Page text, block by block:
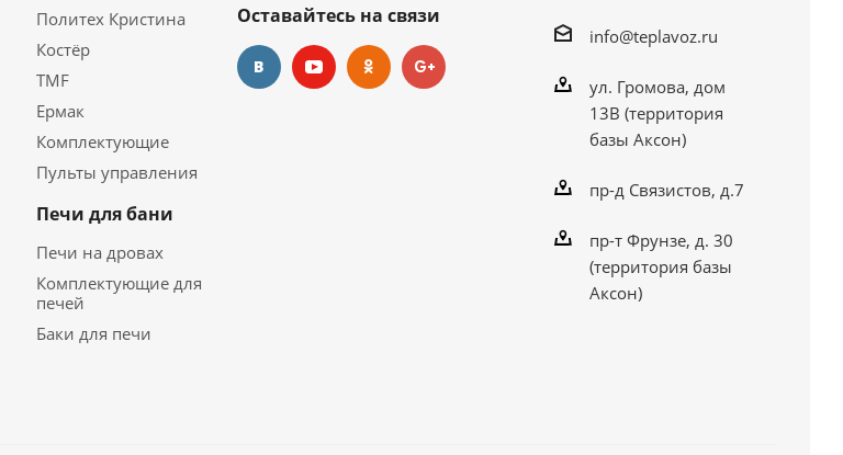
Политех Кристина
Костёр
TMF
Ермак
Комплектующие
Пульты управления
Печи для бани
Печи на дровах
Комплектующие для
печей
Баки для печи
Оставайтесь на связи
info@teplavoz.ru
ул. Громова, дом
13В (территория
базы Аксон)
пр-д Связистов, д.7
пр-т Фрунзе, д. 30
(территория базы
Аксон)